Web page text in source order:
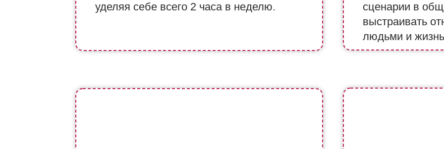
сценарии в
выстраивать
людьми и
уделяя себе всего 2 часа в неделю.